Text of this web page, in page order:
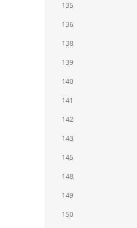
135
136
138
139
140
141
142
143
145
148
149
150